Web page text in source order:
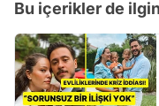
Bu içerikler de